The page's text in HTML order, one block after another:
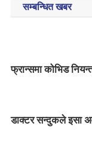
सम्बन्धित खबर
फ्रान्समा कोभिड
डाक्टर सन्दुकले इसा